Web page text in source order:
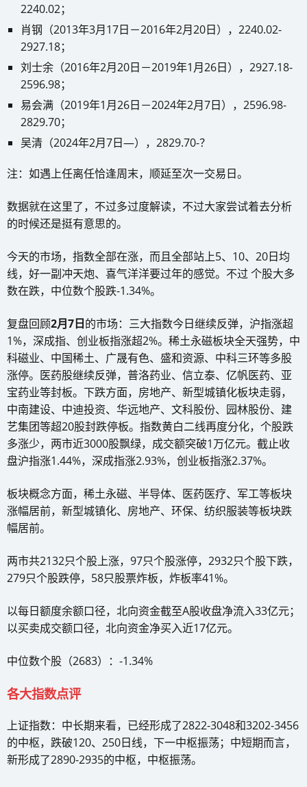
2240.02；
肖钢（2013年3月17日－2016年2月20日），2240.02-
2927.18；
刘士余（2016年2月20日－2019年1月26日），2927.18-
2596.98；
易会满（2019年1月26日－2024年2月7日），2596.98-
2829.70；
吴清（2024年2月7日—），2829.70-？
注：如遇上任离任恰逢周末，顺延至次一交易日。
数据就在这里了，不过多过度解读，不过大家尝试着去分析
的时候还是挺有意思的。
今天的市场，指数全部在涨，而且全部站上5、10、20日均
线，好一副冲天炮、喜气洋洋要过年的感觉。不过 个股大多
数在跌，中位数个股跌-1.34%。
复盘回顾2月7日的市场：三大指数今日继续反弹，沪指涨超
1%，深成指、创业板指涨超2%。稀土永磁板块全天强势，中
科磁业、中国稀土、广晟有色、盛和资源、中科三环等多股
涨停。医药股继续反弹，普洛药业、信立泰、亿帆医药、亚
宝药业等封板。下跌方面，房地产、新型城镇化板块走弱，
中南建设、中迪投资、华远地产、文科股份、园林股份、建
艺集团等超20股封跌停板。指数黄白二线再度分化，个股跌
多涨少，两市近3000股飘绿，成交额突破1万亿元。截止收
盘沪指涨1.44%，深成指涨2.93%，创业板指涨2.37%。
板块概念方面，稀土永磁、半导体、医药医疗、军工等板块
涨幅居前，新型城镇化、房地产、环保、纺织服装等板块跌
幅居前。
两市共2132只个股上涨，97只个股涨停，2932只个股下跌，
279只个股跌停，58只股票炸板，炸板率41%。
以每日额度余额口径，北向资金截至A股收盘净流入33亿元；
以买卖成交额口径，北向资金净买入近17亿元。
中位数个股（2683）：-1.34%
各大指数点评
上证指数：中长期来看，已经形成了2822-3048和3202-3456
的中枢，跌破120、250日线，下一中枢振荡；中短期而言，
新形成了2890-2935的中枢，中枢振荡。